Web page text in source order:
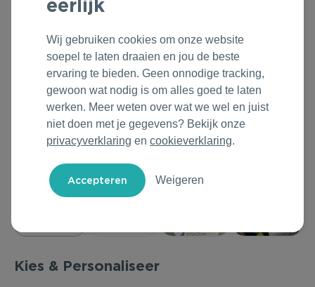
Outdoor & Vrije tijd
Technologie & Gadgets
Home & Living
Duurzame Bestsellers
Groene Lente Dagen
Oranjefeest
Vakantie & Zomer
Back to Routine
Sinterklaas
Kerst & Eindejaar
Rituals
Roll'Eat
Samsonite
Stanley/Stella
Kies & Personaliseer
eerlijk
Wij gebruiken cookies om onze website
soepel te laten draaien en jou de beste
ervaring te bieden. Geen onnodige tracking,
gewoon wat nodig is om alles goed te laten
werken. Meer weten over wat we wel en juist
niet doen met je gegevens? Bekijk onze
privacyverklaring en cookieverklaring.
Weigeren